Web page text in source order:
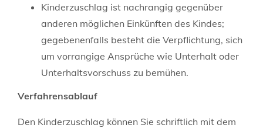
Kinderzuschlag ist nachrangig gegenüber
anderen möglichen Einkünften des Kindes;
gegebenenfalls besteht die Verpflichtung, sich
um vorrangige Ansprüche wie Unterhalt oder
Unterhaltsvorschuss zu bemühen.
Verfahrensablauf
Den Kinderzuschlag können Sie schriftlich mit dem